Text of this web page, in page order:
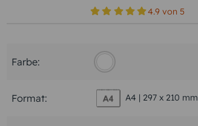
4.9 von 5
Farbe:
Format: A4 | 297 x 210 mm